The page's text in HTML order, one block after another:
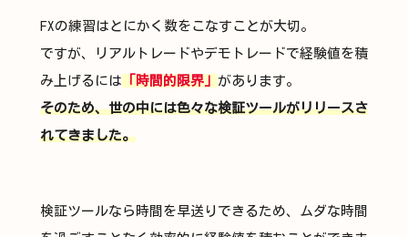
FXの練習はとにかく数をこなすことが大切。
ですが、リアルトレードやデモトレードで経験値を積
み上げるには 「時間的限界」 があります。
そのため、世の中には色々な検証ツールがリリースさ
れてきました。
検証ツールなら時間を早送りできるため、ムダな時間